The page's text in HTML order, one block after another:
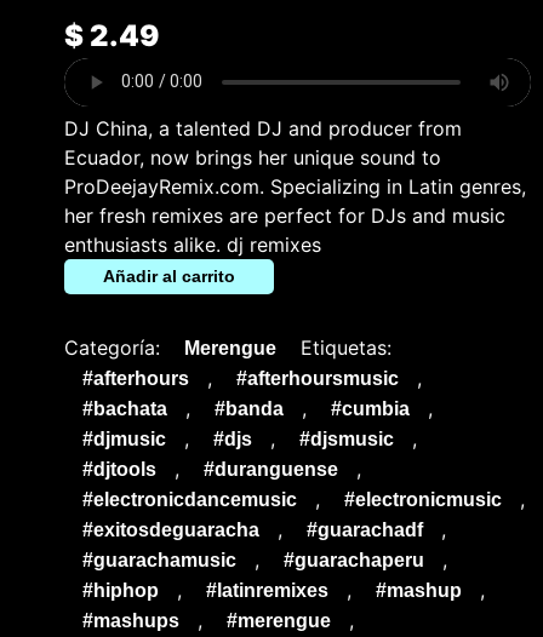
$2.49
DJ China, a talented DJ and producer from
Ecuador, now brings her unique sound to
ProDeejayRemix.com. Specializing in Latin genres,
her fresh remixes are perfect for DJs and music
enthusiasts alike. dj remixes
Añadir al carrito
Categoría: Merengue Etiquetas:
#afterhours , #afterhoursmusic ,
#bachata , #banda , #cumbia ,
#djmusic , #djs , #djsmusic ,
#djtools , #duranguense ,
#electronicdancemusic , #electronicmusic ,
#exitosdeguaracha , #guarachadf ,
#guarachamusic , #guarachaperu ,
#hiphop , #latinremixes , #mashup ,
#mashups , #merengue ,